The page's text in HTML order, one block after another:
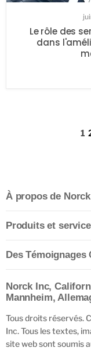
Le rôle des
dans
1
À propos de Norck
Produits et
Des Témoignages
Norck Inc,
Mannheim,
Tous droits réservés.
Inc. Tous les textes,
site web sont soumis